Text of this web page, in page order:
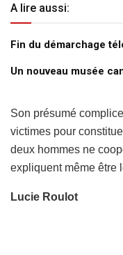
A lire aussi:
Fin du démarchage
Un nouveau musée
Son présumé
victimes pour
deux hommes ne
expliquent même être
Lucie Roulot